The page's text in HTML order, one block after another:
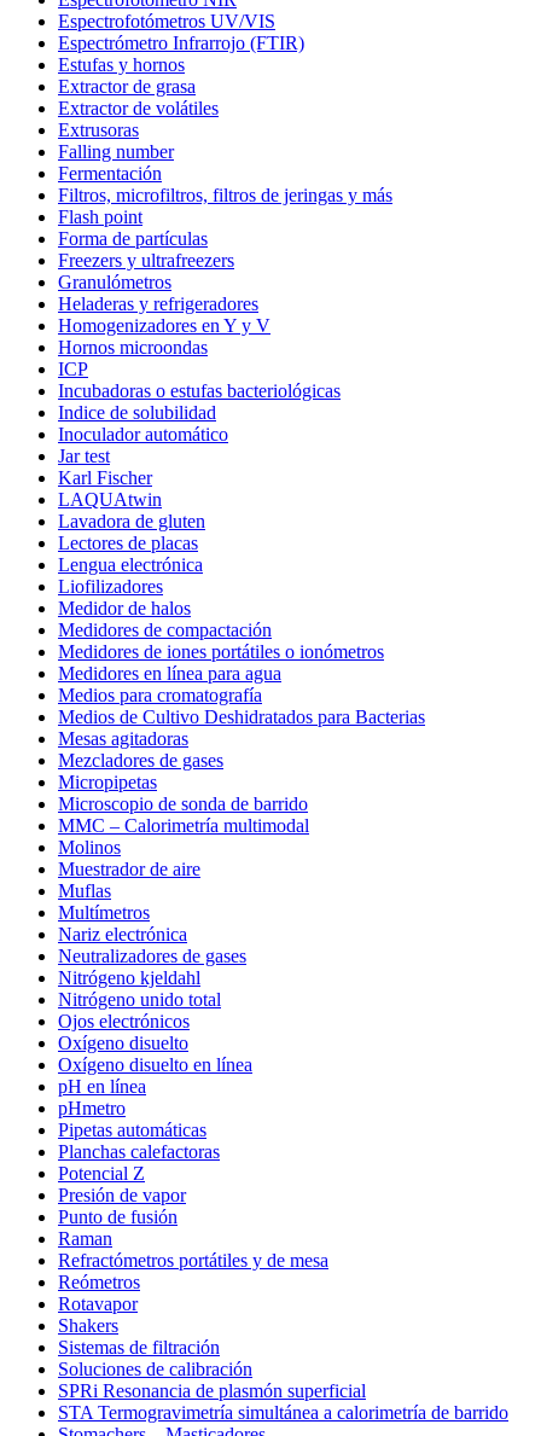
Espectrofotómetros UV/VIS
Espectrómetro Infrarrojo (FTIR)
Estufas y hornos
Extractor de grasa
Extractor de volátiles
Extrusoras
Falling number
Fermentación
Filtros, microfiltros, filtros de jeringas y más
Flash point
Forma de partículas
Freezers y ultrafreezers
Granulómetros
Heladeras y refrigeradores
Homogenizadores en Y y V
Hornos microondas
ICP
Incubadoras o estufas bacteriológicas
Indice de solubilidad
Inoculador automático
Jar test
Karl Fischer
LAQUAtwin
Lavadora de gluten
Lectores de placas
Lengua electrónica
Liofilizadores
Medidor de halos
Medidores de compactación
Medidores de iones portátiles o ionómetros
Medidores en línea para agua
Medios para cromatografía
Medios de Cultivo Deshidratados para Bacterias
Mesas agitadoras
Mezcladores de gases
Micropipetas
Microscopio de sonda de barrido
MMC – Calorimetría multimodal
Molinos
Muestrador de aire
Muflas
Multímetros
Nariz electrónica
Neutralizadores de gases
Nitrógeno kjeldahl
Nitrógeno unido total
Ojos electrónicos
Oxígeno disuelto
Oxígeno disuelto en línea
pH en línea
pHmetro
Pipetas automáticas
Planchas calefactoras
Potencial Z
Presión de vapor
Punto de fusión
Raman
Refractómetros portátiles y de mesa
Reómetros
Rotavapor
Shakers
Sistemas de filtración
Soluciones de calibración
SPRi Resonancia de plasmón superficial
STA Termogravimetría simultánea a calorimetría de barrido